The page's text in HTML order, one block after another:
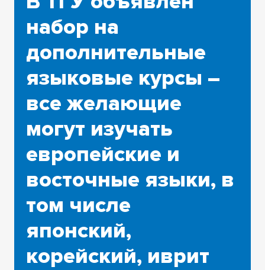
набор на
дополнительные
языковые курсы –
все желающие
могут изучать
европейские и
восточные языки, в
том числе
японский,
корейский, иврит